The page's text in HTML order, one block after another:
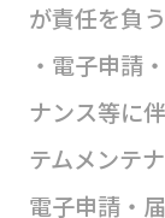
が責任を負
・電子申請
ナンス等に
テムメンテ
電子申請・